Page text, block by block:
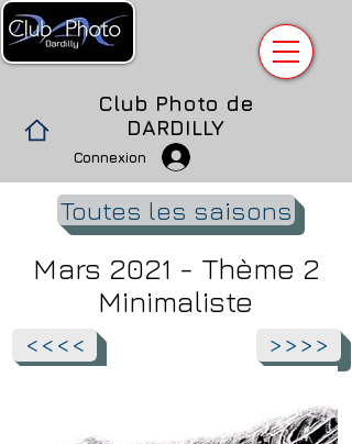
Club Photo de
DARDILLY
Connexion
Toutes les saisons
Mars 2021 - Thème 2
Minimaliste
<<<< >>>>